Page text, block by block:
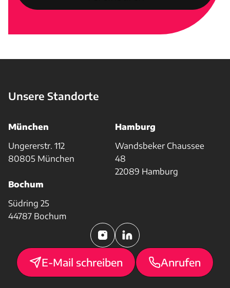
Unsere Standorte
München
Ungererstr. 112
80805 München
Hamburg
Wandsbeker Chaussee
48
22089 Hamburg
Bochum
Südring 25
44787 Bochum
E-Mail schreiben Anrufen